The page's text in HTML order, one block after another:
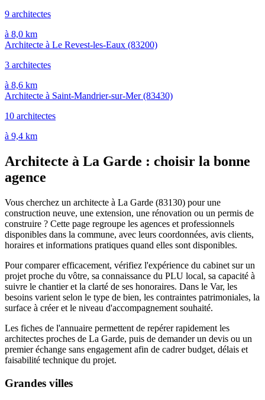
9 architectes
à 8,0 km
Architecte à Le Revest-les-Eaux (83200)
3 architectes
à 8,6 km
Architecte à Saint-Mandrier-sur-Mer(83430)
10 architectes
à 9,4 km
Architecte à La Garde : choisir la bonne
agence
Vous cherchez un architecte à La Garde (83130) pour une
construction neuve, une extension, une rénovation ou un permis de
construire ? Cette page regroupe les agences et professionnels
disponibles dans la commune, avec leurs coordonnées, avis clients,
horaires et informations pratiques quand elles sont disponibles.
Pour comparer efficacement, vérifiez l'expérience du cabinet sur un
projet proche du vôtre, sa connaissance du PLU local, sa capacité à
suivre le chantier et la clarté de ses honoraires. Dans le Var, les
besoins varient selon le type de bien, les contraintes patrimoniales, la
surface à créer et le niveau d'accompagnement souhaité.
Les fiches de l'annuaire permettent de repérer rapidement les
architectes proches de La Garde, puis de demander un devis ou un
premier échange sans engagement afin de cadrer budget, délais et
faisabilité technique du projet.
Grandes villes